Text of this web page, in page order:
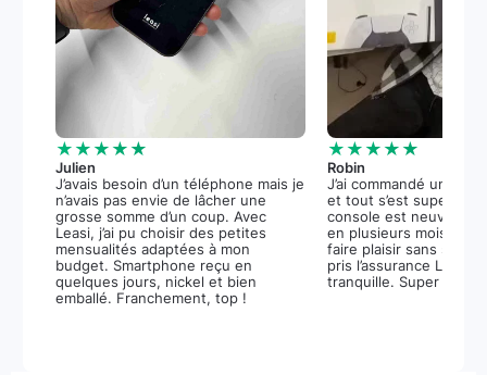
★★★★★
Julien
J’avais besoin d’un téléphone mais je
n’avais pas envie de lâcher une
grosse somme d’un coup. Avec
Leasi, j’ai pu choisir des petites
mensualités adaptées à mon
budget. Smartphone reçu en
quelques jours, nickel et bien
emballé. Franchement, top !
★★★★★
Robin
J’ai commandé une
et tout s’est super
console est neuve, et
en plusieurs mois m’a
faire plaisir sans stress.
pris l’assurance
tranquille. Super